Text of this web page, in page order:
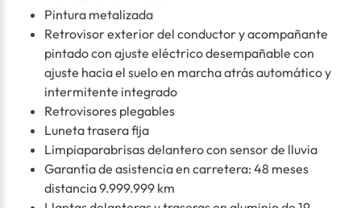
Pintura metalizada
Retrovisor exterior del conductor y acompañante
pintado con ajuste eléctrico desempañable con
ajuste hacia el suelo en marcha atrás automático y
intermitente integrado
Retrovisores plegables
Luneta trasera fija
Limpiaparabrisas delantero con sensor de lluvia
Garantía de asistencia en carretera: 48 meses
distancia 9.999.999 km